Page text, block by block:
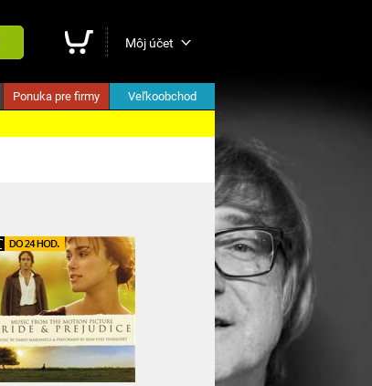
Môj účet
Ponuka pre firmy Veľkoobchod